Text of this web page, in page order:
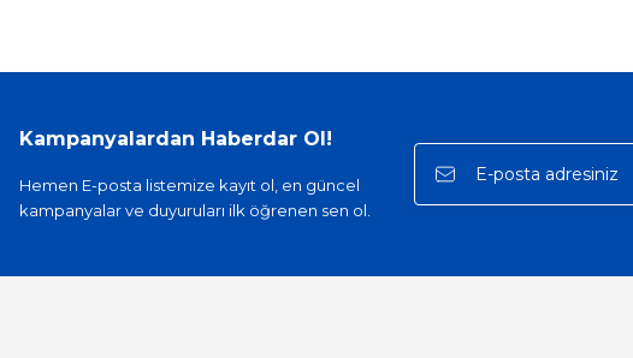
Kampanyalardan Haberdar Ol!
Hemen E-posta listemize kayıt ol, en güncel
kampanyalar ve duyuruları ilk öğrenen sen ol.